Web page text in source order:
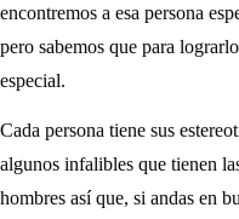
encontremos a esa persona
pero sabemos que para
especial.
Cada persona tiene sus
algunos infalibles que tienen
hombres así que, si andas en